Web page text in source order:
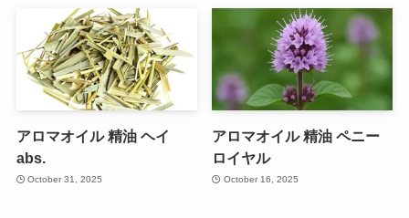
アロマオイル 精油 ヘイ
abs.
October 31, 2025
アロマオイル 精油 ペニー
ロイヤル
October 16, 2025